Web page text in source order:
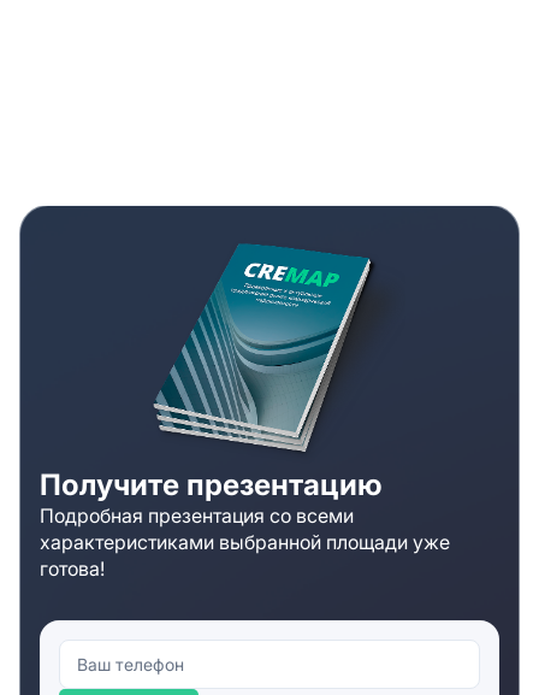
Получите презентацию
Подробная презентация со всеми
характеристиками выбранной площади уже
готова!